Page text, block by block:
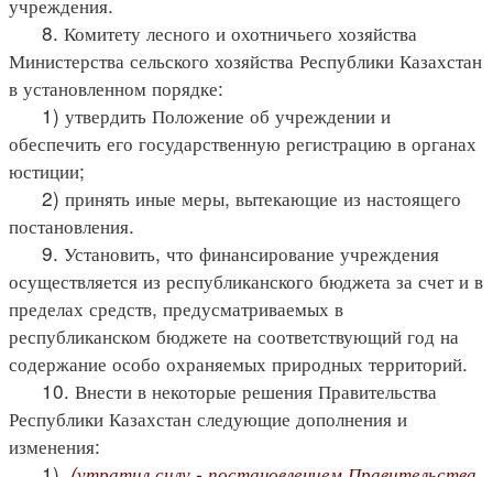
8. Комитету лесного и охотничьего хозяйства
Министерства сельского хозяйства Республики Казахстан
в установленном порядке:
1) утвердить Положение об учреждении и
обеспечить его государственную регистрацию в органах
юстиции;
2) принять иные меры, вытекающие из настоящего
постановления.
9. Установить, что финансирование учреждения
осуществляется из республиканского бюджета за счет и в
пределах средств, предусматриваемых в
республиканском бюджете на соответствующий год на
содержание особо охраняемых природных территорий.
10. Внести в некоторые решения Правительства
Республики Казахстан следующие дополнения и
изменения: